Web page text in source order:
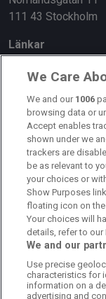
111 43 Stockholm
Länkar
Om oss
Kontakta oss
Kundtjänst
Sponsor:
Annonsera på
Redaktionell policy
Cookiepolicy
We Care
We and our 1006
browsing data or
Accept enables
shown under we
trackers are
be as relevant to
your choices or
Show Purposes
floating icon on
Your choices will
details, refer to our
We and our
Use precise
characteristics for
information on a
advertising and